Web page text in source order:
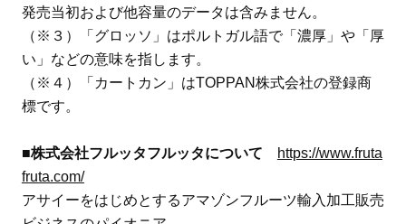
発売当初および他容量のデータは含みません。
（※３）「グロッソ」はポルトガル語で「濃厚」や「厚
い」などの意味を指します。
（※４）「カートカン」はTOPPAN株式会社の登録商
標です。
■株式会社フルッタフルッタについて
https://www.fruta
fruta.com/
アサイーをはじめとするアマゾンフルーツ輸入加工販売